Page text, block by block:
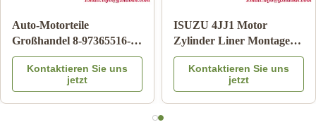
Auto-Karosserieteile
95486109 AUSTÄTZUNG
Chevrolet Airbag Uhr
Feder für ARC
Kontaktieren Sie uns
jetzt
Echter Japanischer
Schalthebelkasten OE-
Nummer 8-98219761-0 für
Isuzu DMAX/MUX Diesel-
Getriebesteuerung
Kontaktieren Sie uns
jetzt